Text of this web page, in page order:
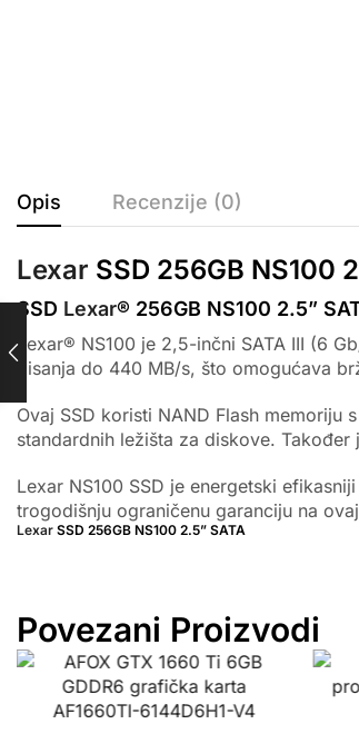
Opis Recenzije (0)
Lexar SSD 256GB NS100
SSD Lexar® 256GB NS100 2.5”
Lexar® NS100 je 2,5-inčni SATA III (6
pisanja do 440 MB/s, što omogućava
Ovaj SSD koristi NAND Flash
standardnih ležišta za diskove.
Lexar NS100 SSD je energetski
trogodišnju ograničenu garanciju na
Lexar SSD 256GB NS100 2.5” SATA
Povezani Proizvodi